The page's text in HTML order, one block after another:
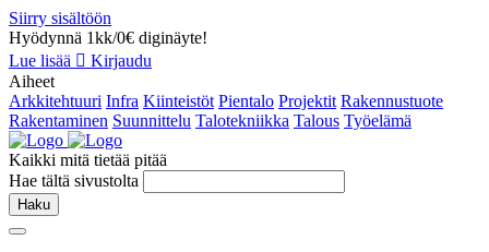
Siirry sisältöön
Hyödynnä 1kk/0€ diginäyte!
Lue lisää
Kirjaudu
Aiheet
Arkkitehtuuri Infra Kiinteistöt Pientalo Projektit Rakennustuote
Rakentaminen Suunnittelu Talotekniikka Talous Työelämä
Kaikki mitä tietää pitää
Hae tältä sivustolta
Haku